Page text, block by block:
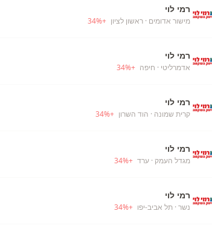
רמי לוי
מישור אדומים · ראשון לציון +
34%
רמי לוי
אדמרליטי · חיפה +
34%
רמי לוי
קרית שמונה · הוד השרון +
34%
רמי לוי
מגדל העמק · ערד +
34%
רמי לוי
נשר · תל אביב-יפו +
34%